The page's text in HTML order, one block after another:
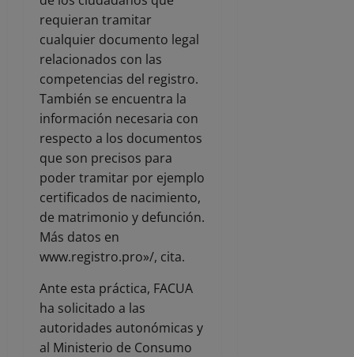
requieran tramitar
cualquier documento legal
relacionados con las
competencias del registro.
También se encuentra la
información necesaria con
respecto a los documentos
que son precisos para
poder tramitar por ejemplo
certificados de nacimiento,
de matrimonio y defunción.
Más datos en
www.registro.pro»/, cita.
Ante esta práctica, FACUA
ha solicitado a las
autoridades autonómicas y
al Ministerio de Consumo